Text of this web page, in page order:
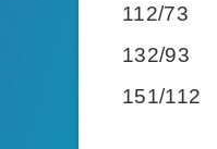
112/73
132/93
151/112